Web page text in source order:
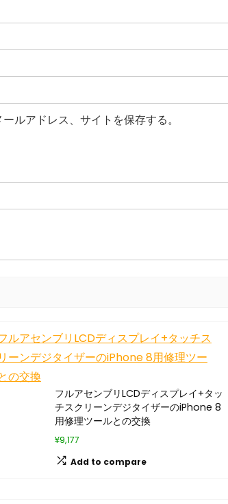
ルアドレス、サイトを保存する。
フルアセンブリLCDディスプレイ+タッ
チスクリーンデジタイザーのiPhone 8
用修理ツールとの交換
¥9,177
Add to compare